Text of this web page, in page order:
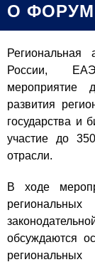
О
России,
мероприятие
развития
государства и
участие до
отрасли.
В ходе
обсуждаются
региональных